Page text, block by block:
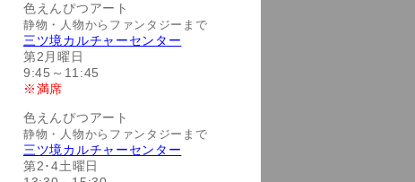
色えんぴつアート
静物・人物からファンタジーまで
三ツ境カルチャーセンター
第2月曜日
9:45～11:45
※満席
色えんぴつアート
静物・人物からファンタジーまで
三ツ境カルチャーセンター
第2･4土曜日